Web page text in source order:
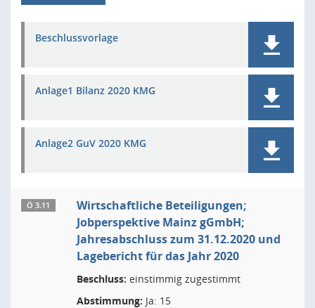
Beschlussvorlage
Anlage1 Bilanz 2020 KMG
Anlage2 GuV 2020 KMG
Ö 3.11
Wirtschaftliche Beteiligungen;
Jobperspektive Mainz gGmbH;
Jahresabschluss zum 31.12.2020 und
Lagebericht für das Jahr 2020
Beschluss: einstimmig zugestimmt
Abstimmung: Ja: 15